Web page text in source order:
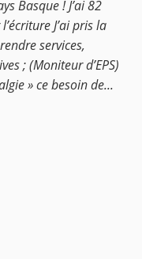
Basque ! J’ai 82
J’ai pris la
services,
; (Moniteur d’EPS)
» ce besoin de...